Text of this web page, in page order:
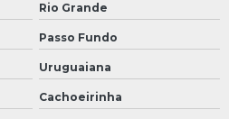
Rio Grande
Passo Fundo
Uruguaiana
Cachoeirinha